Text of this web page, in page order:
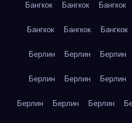
Бангкок Бангкок Бангкок
Бангкок Бангкок Бангкок
Берлин Берлин Берлин
Берлин Берлин Берлин
Берлин Берлин Берлин